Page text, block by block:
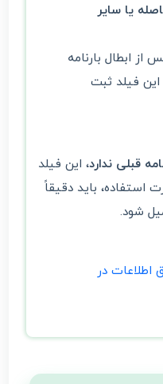
یا سایر
ابطال بارنامه
این فیلد ثبت
قبلی ندارد، این فیلد
استفاده، باید دقیقاً
شود.
در